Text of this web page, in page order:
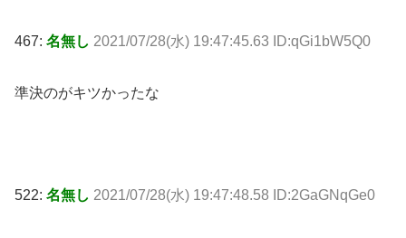
467: 名無し 2021/07/28(水) 19:47:45.63 ID:qGi1bW5Q0
準決のがキツかったな
522: 名無し 2021/07/28(水) 19:47:48.58 ID:2GaGNqGe0